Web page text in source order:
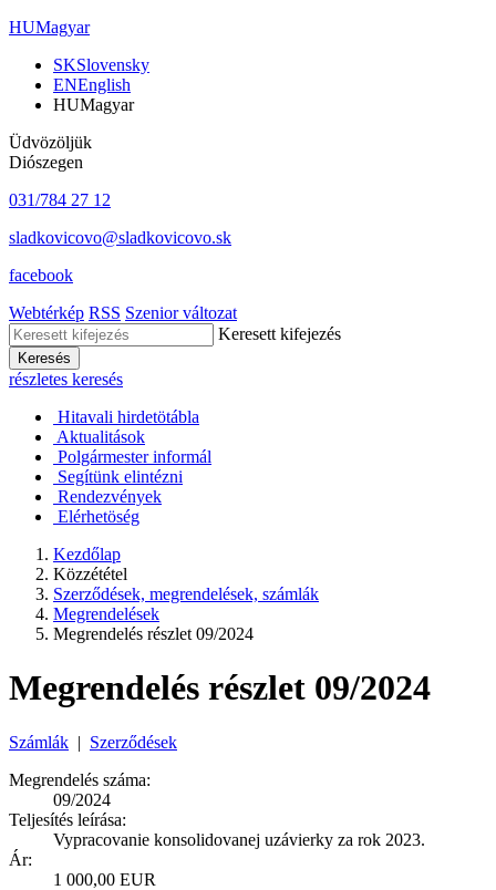
HUMagyar
SKSlovensky
ENEnglish
HUMagyar
Üdvözöljük
Diószegen
031/784 27 12
sladkovicovo@sladkovicovo.sk
facebook
Webtérkép RSS Szenior változat
Keresett kifejezés
Keresés
részletes keresés
Hitavali hirdetötábla
Aktualitások
Polgármester informál
Segítünk elintézni
Rendezvények
Elérhetöség
Kezdőlap
Közzététel
Szerződések, megrendelések, számlák
Megrendelések
Megrendelés részlet 09/2024
Megrendelés részlet 09/2024
Számlák | Szerződések
Megrendelés száma:
09/2024
Teljesítés leírása:
Vypracovanie konsolidovanej uzávierky za rok 2023.
Ár:
1 000,00 EUR